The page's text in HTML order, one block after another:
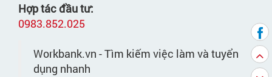
Hợp tác đầu tư:
0983.852.025
Workbank.vn - Tìm kiếm việc làm và tuyển
dụng nhanh